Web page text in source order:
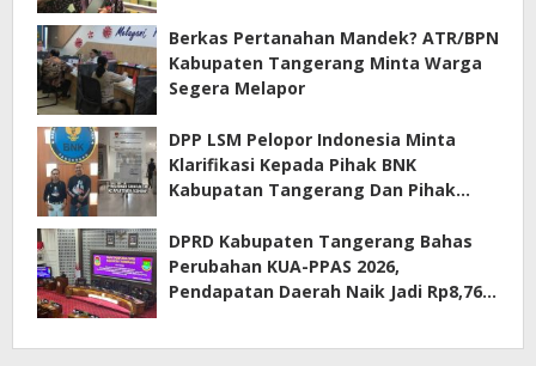
Berkas Pertanahan Mandek? ATR/BPN
Kabupaten Tangerang Minta Warga
Segera Melapor
DPP LSM Pelopor Indonesia Minta
Klarifikasi Kepada Pihak BNK
Kabupatan Tangerang Dan Pihak
Terkait Sewa Kamar Per Jam
DPRD Kabupaten Tangerang Bahas
Perubahan KUA-PPAS 2026,
Pendapatan Daerah Naik Jadi Rp8,76